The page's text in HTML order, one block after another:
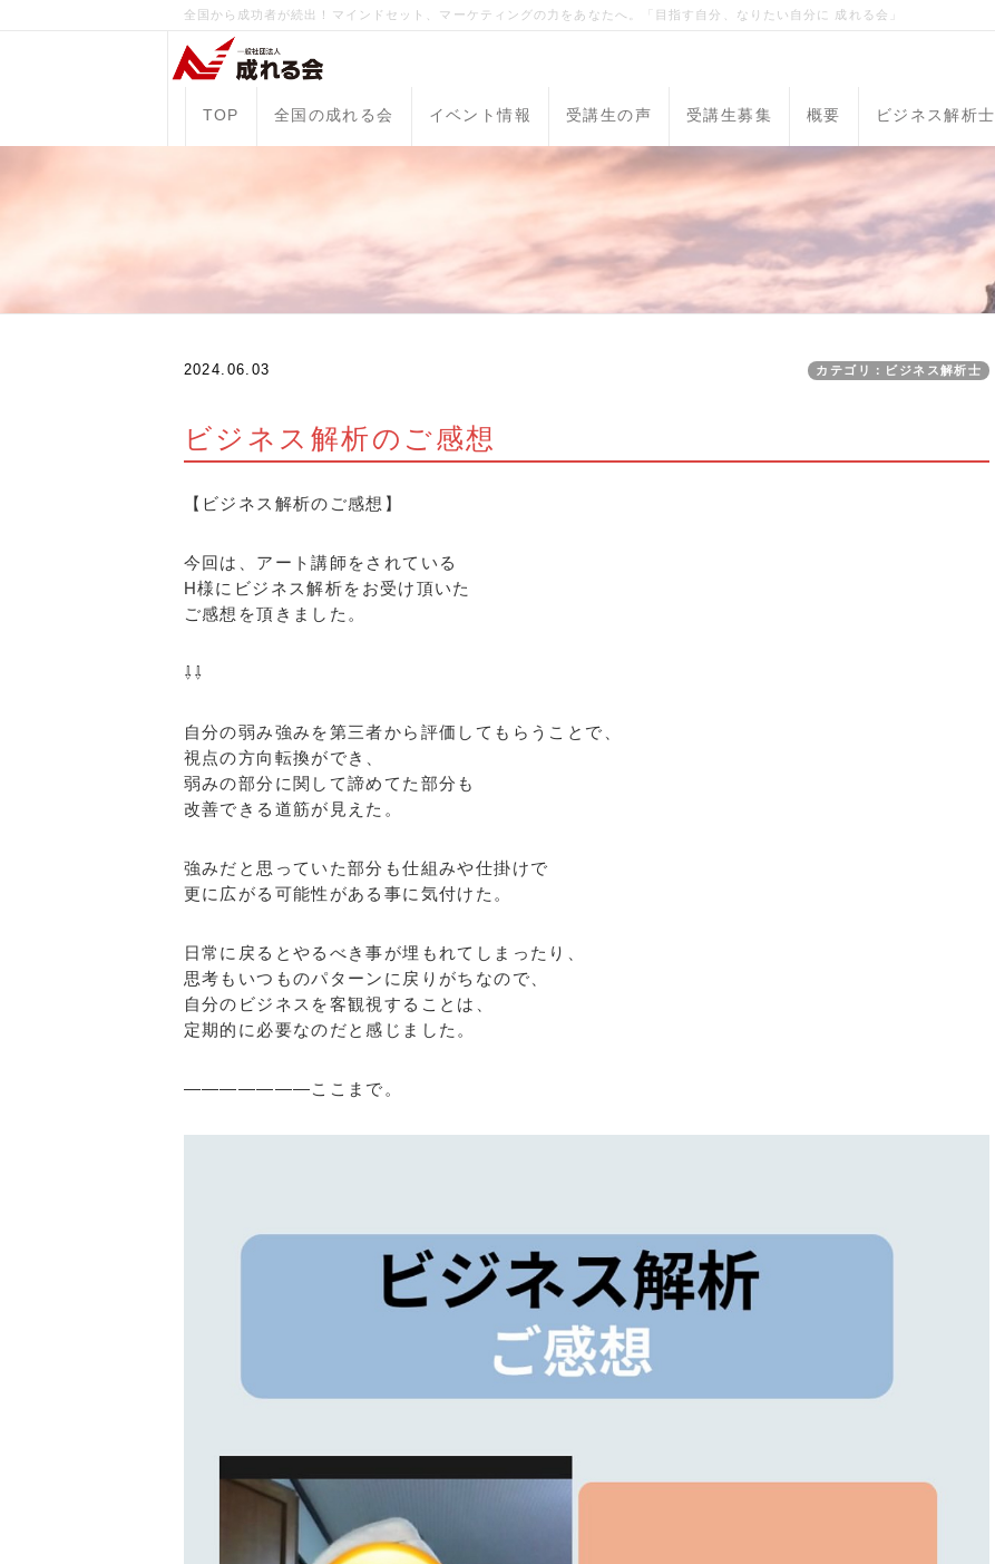
全国から成功者が続出！マインドセット、マーケティングの力をあなたへ。「目指す自分、なりたい自分に 成れる会」
TOP 全国の成れる会 イベント情報 受講生の声 受講生募集 概要 ビジネス解析士
2024.06.03 カテゴリ：ビジネス解析士
ビジネス解析のご感想
【ビジネス解析のご感想】
今回は、アート講師をされている
H様にビジネス解析をお受け頂いた
ご感想を頂きました。
⇩⇩
自分の弱み強みを第三者から評価してもらうことで、
視点の方向転換ができ、
弱みの部分に関して諦めてた部分も
改善できる道筋が見えた。
強みだと思っていた部分も仕組みや仕掛けで
更に広がる可能性がある事に気付けた。
日常に戻るとやるべき事が埋もれてしまったり、
思考もいつものパターンに戻りがちなので、
自分のビジネスを客観視することは、
定期的に必要なのだと感じました。
———————ここまで。